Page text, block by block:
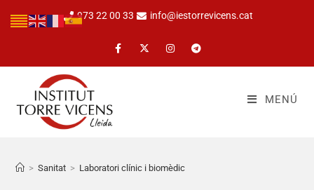
973 22 00 33 info@iestorrevicens.cat
MENÚ
> Sanitat > Laboratori clínic i biomèdic